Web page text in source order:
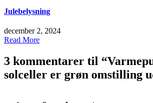
Julebelysning
december 2, 2024
Read More
3 kommentarer til “
solceller er grøn omstilling